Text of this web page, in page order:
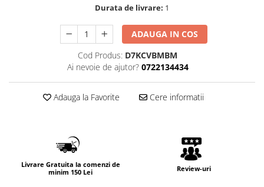
Durata de livrare: 1
ADAUGA IN COS
Cod Produs: D7KCVBMBM
Ai nevoie de ajutor? 0722134434
Adauga la Favorite Cere informatii
Livrare Gratuita la comenzi de
minim 150 Lei
Review-uri